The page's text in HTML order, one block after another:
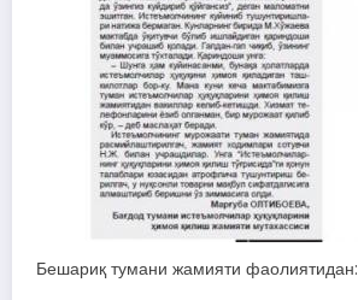
Бешариқ тумани жамияти фаолиятидан: